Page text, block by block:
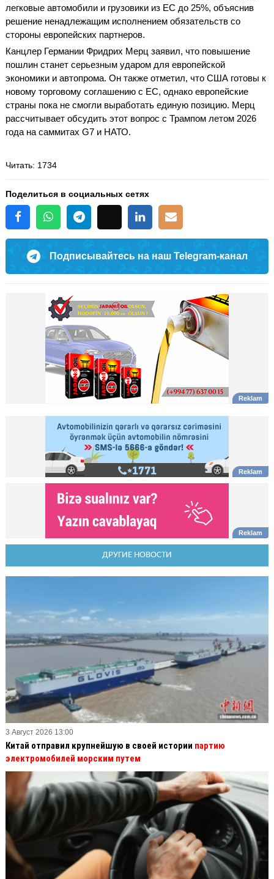
легковые автомобили и грузовики из ЕС до 25%, объяснив
решение ненадлежащим исполнением обязательств со
стороны европейских партнеров.
Канцлер Германии Фридрих Мерц заявил, что повышение
пошлин станет серьезным ударом для европейской
экономики и автопрома. Он также отметил, что США готовы к
новому торговому соглашению с ЕС, однако европейские
страны пока не смогли выработать единую позицию. Мерц
рассчитывает обсудить этот вопрос с Трампом летом 2026
года на саммитах G7 и НАТО.
Читать: 1734
Поделиться в социальных сетях
Подписывайтесь на наш Telegram-канал
ДРУГИЕ НОВОСТИ
3 Август 2026 13:00
Китай отправил крупнейшую в своей истории партию
электромобилей морским путем